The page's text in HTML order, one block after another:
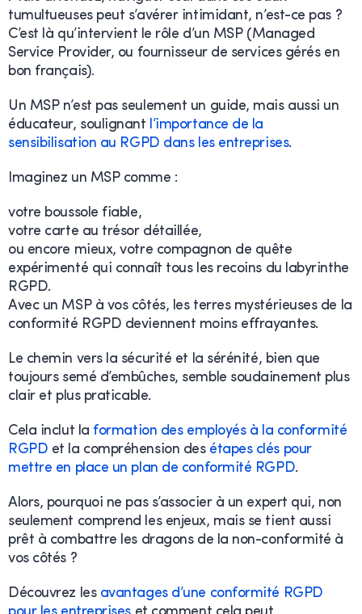
tumultueuses peut s’avérer intimidant, n’est-ce pas ?
C’est là qu’intervient le rôle d’un MSP (Managed
Service Provider, ou fournisseur de services gérés en
bon français).
Un MSP n’est pas seulement un guide, mais aussi un
éducateur, soulignant l’importance de la
sensibilisation au RGPD dans les entreprises.
Imaginez un MSP comme :
votre boussole fiable,
votre carte au trésor détaillée,
ou encore mieux, votre compagnon de quête
expérimenté qui connaît tous les recoins du labyrinthe
RGPD.
Avec un MSP à vos côtés, les terres mystérieuses de la
conformité RGPD deviennent moins effrayantes.
Le chemin vers la sécurité et la sérénité, bien que
toujours semé d’embûches, semble soudainement plus
clair et plus praticable.
Cela inclut la formation des employés à la conformité
RGPD et la compréhension des étapes clés pour
mettre en place un plan de conformité RGPD.
Alors, pourquoi ne pas s’associer à un expert qui, non
seulement comprend les enjeux, mais se tient aussi
prêt à combattre les dragons de la non-conformité à
vos côtés ?
Découvrez les avantages d’une conformité RGPD